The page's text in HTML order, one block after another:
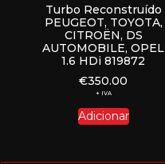
Turbo Reconstruído
PEUGEOT, TOYOTA,
CITROËN, DS
AUTOMOBILE, OPEL
1.6 HDi 819872
€350.00
+ IVA
Adicionar